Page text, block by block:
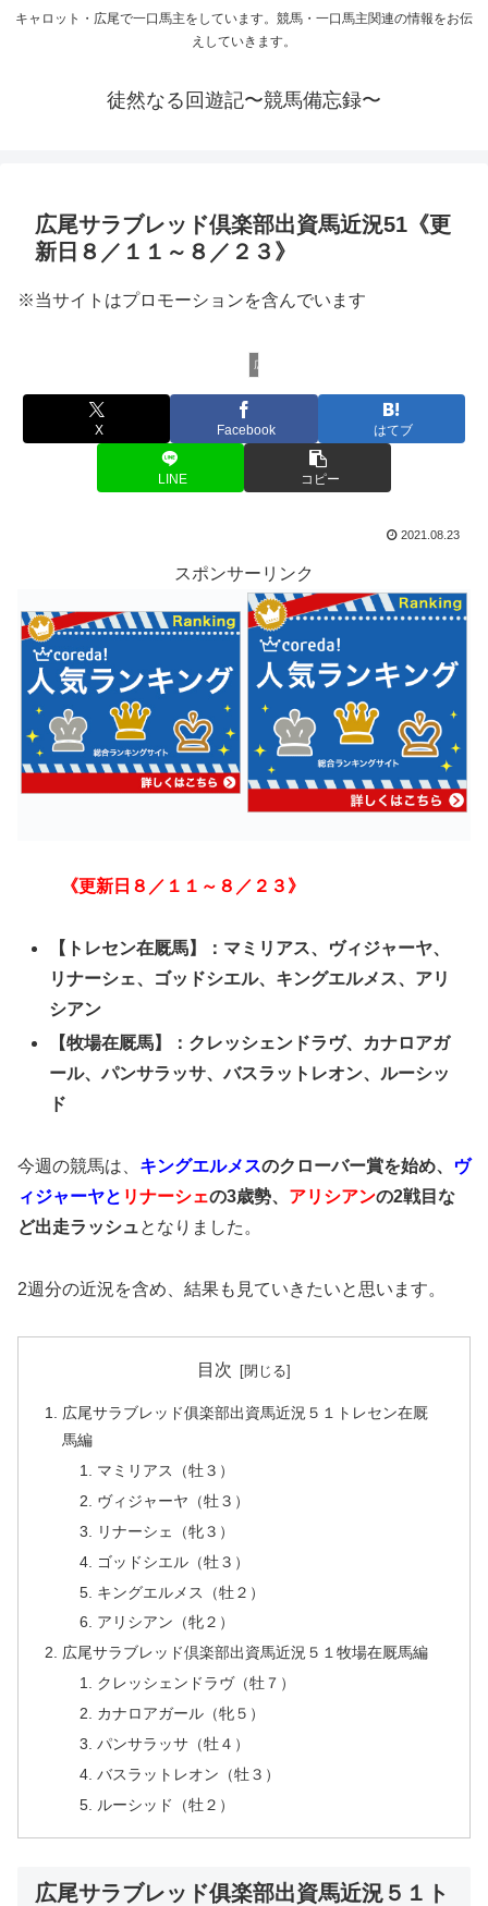
キャロット・広尾で一口馬主をしています。競馬・一口馬主関連の情報をお伝
えしていきます。
徒然なる回遊記〜競馬備忘録〜
広尾サラブレッド倶楽部出資馬近況51《更
新日８／１１～８／２３》
※当サイトはプロモーションを含んでいます
広尾サラブレッド倶楽部
X Facebook はてブ
LINE コピー
2021.08.23
スポンサーリンク
《更新日８／１１～８／２３》
【トレセン在厩馬】：マミリアス、ヴィジャーヤ、
リナーシェ、ゴッドシエル、キングエルメス、アリ
シアン
【牧場在厩馬】：クレッシェンドラヴ、カナロアガ
ール、パンサラッサ、バスラットレオン、ルーシッ
ド
今週の競馬は、 キングエルメスのクローバー賞を始め、
ヴ
ィジャーヤと リナーシェの3歳勢、 アリシアンの2戦目な
ど出走ラッシュとなりました。
2週分の近況を含め、結果も見ていきたいと思います。
目次
広尾サラブレッド俱楽部出資馬近況５１トレセン在厩
馬編
マミリアス（牡３）
ヴィジャーヤ（牡３）
リナーシェ（牝３）
ゴッドシエル（牡３）
キングエルメス（牡２）
アリシアン（牝２）
広尾サラブレッド倶楽部出資馬近況５１牧場在厩馬編
クレッシェンドラヴ（牡７）
カナロアガール（牝５）
パンサラッサ（牡４）
バスラットレオン（牡３）
ルーシッド（牡２）
広尾サラブレッド俱楽部出資馬近況５１ト